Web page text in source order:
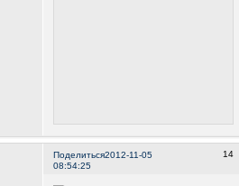
Поделиться 14
2012-11-05
08:54:25